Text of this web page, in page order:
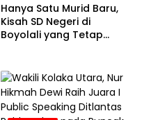
Hanya Satu Murid Baru,
Kisah SD Negeri di
Boyolali yang Tetap